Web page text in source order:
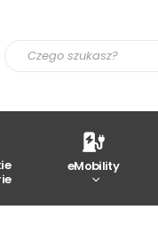
eMobility